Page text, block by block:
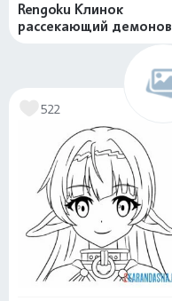
Rengoku Клинок
рассекающий демонов
522